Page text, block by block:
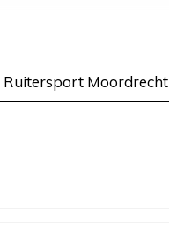
Ruitersport Moordrecht